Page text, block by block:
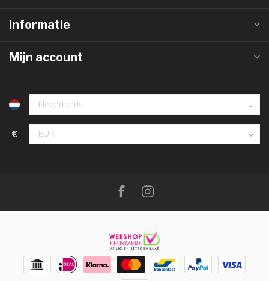
Informatie
Mijn account
€